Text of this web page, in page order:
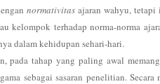
normativitas ajaran wahyu,
kelompok terhadap norma-norma
dalam kehidupan sehari-hari.
pada tahap yang paling awal
sebagai sasaran penelitian.